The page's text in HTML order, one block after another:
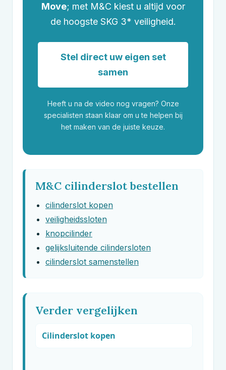
Move; met M&C kiest u altijd voor
de hoogste SKG 3* veiligheid.
Stel direct uw eigen set
samen
Heeft u na de video nog vragen? Onze
specialisten staan klaar om u te helpen bij
het maken van de juiste keuze.
M&C cilinderslot bestellen
cilinderslot kopen
veiligheidssloten
knopcilinder
gelijksluitende cilindersloten
cilinderslot samenstellen
Verder vergelijken
Cilinderslot kopen